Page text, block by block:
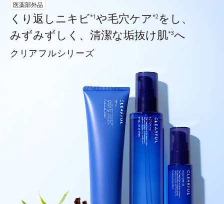
医薬部外品
くり返しニキビ*1や毛穴ケア*2 をし、
みずみずしく、清潔な垢抜け肌*3へ
クリアフルシリーズ